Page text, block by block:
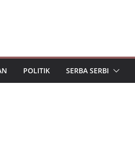
POLITIK SERBA SERBI